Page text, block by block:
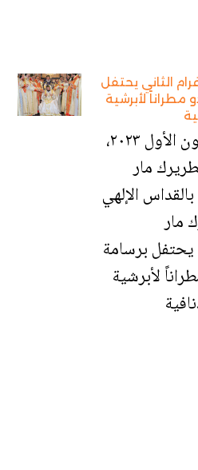
الثاني يحتفل
مطراناً لأبرشية
‎صباح يوم السبت ٩ كانون الأول ٢٠٢٣،
مار
الإلهي
مار
يحتفل برسامة
لأبرشية